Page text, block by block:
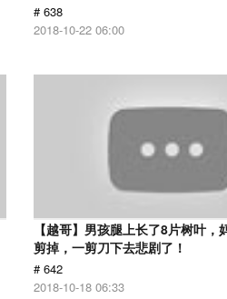
# 638
2018-10-22 06:00
【越哥】男孩腿上长了8片树叶，
剪掉，一剪刀下去悲剧了！
# 642
2018-10-18 06:33